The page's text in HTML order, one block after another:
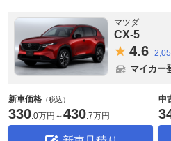
マツダ
CX-5
4.6
マイカー
新車価格 （税込）
330.0万円 ～430.7万円
中